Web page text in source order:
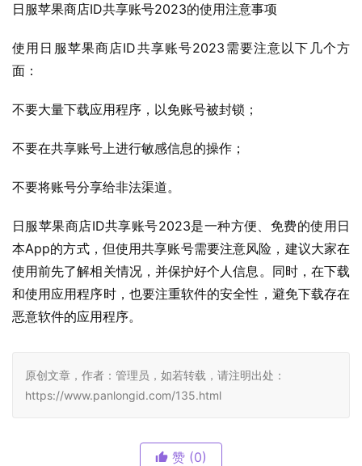
日服苹果商店ID共享账号2023的使用注意事项
使用日服苹果商店ID共享账号2023需要注意以下几个方
面：
不要大量下载应用程序，以免账号被封锁；
不要在共享账号上进行敏感信息的操作；
不要将账号分享给非法渠道。
日服苹果商店ID共享账号2023是一种方便、免费的使用日
本App的方式，但使用共享账号需要注意风险，建议大家在
使用前先了解相关情况，并保护好个人信息。同时，在下载
和使用应用程序时，也要注重软件的安全性，避免下载存在
恶意软件的应用程序。
原创文章，作者：管理员，如若转载，请注明出处：
https://www.panlongid.com/135.html
赞 (0)